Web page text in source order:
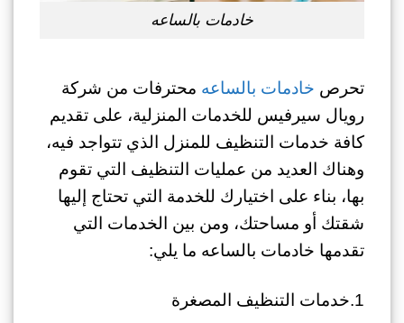
خادمات بالساعه
تحرص خادمات بالساعه محترفات من شركة
رويال سيرفيس للخدمات المنزلية، على تقديم
كافة خدمات التنظيف للمنزل الذي تتواجد فيه،
وهناك العديد من عمليات التنظيف التي تقوم
بها، بناء على اختيارك للخدمة التي تحتاج إليها
شقتك أو مساحتك، ومن بين الخدمات التي
تقدمها خادمات بالساعه ما يلي:
1.خدمات التنظيف المصغرة